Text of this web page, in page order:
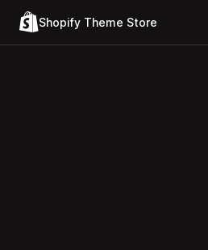
Shopify Theme Store